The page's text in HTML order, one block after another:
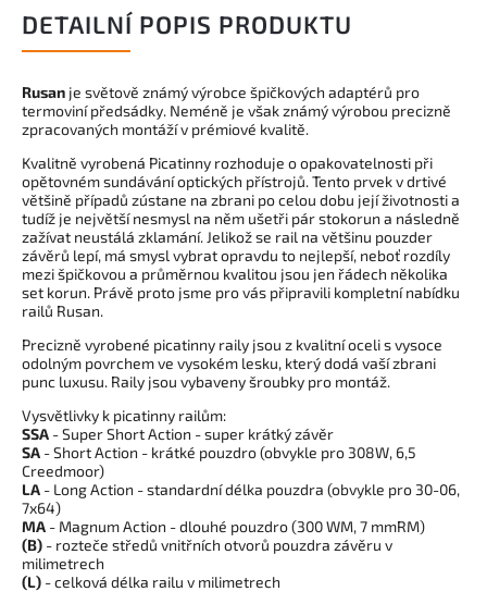
DETAILNÍ POPIS PRODUKTU
Rusan je světově známý výrobce špičkových adaptérů pro
termoviní předsádky. Neméně je však známý výrobou precizně
zpracovaných montáží v prémiové kvalitě.
Kvalitně vyrobená Picatinny rozhoduje o opakovatelnosti při
opětovném sundávání optických přístrojů. Tento prvek v drtivé
většině případů zústane na zbrani po celou dobu její životnosti a
tudíž je největší nesmysl na něm ušetři pár stokorun a následně
zažívat neustálá zklamání. Jelikož se rail na většinu pouzder
závěrů lepí, má smysl vybrat opravdu to nejlepší, neboť rozdíly
mezi špičkovou a průměrnou kvalitou jsou jen řádech několika
set korun. Právě proto jsme pro vás připravili kompletní nabídku
railů Rusan.
Precizně vyrobené picatinny raily jsou z kvalitní oceli s vysoce
odolným povrchem ve vysokém lesku, který dodá vaší zbrani
punc luxusu. Raily jsou vybaveny šroubky pro montáž.
Vysvětlivky k picatinny railům:
SSA - Super Short Action - super krátký závěr
SA - Short Action - krátké pouzdro (obvykle pro 308W, 6,5
Creedmoor)
LA - Long Action - standardní délka pouzdra (obvykle pro 30-06,
7x64)
MA - Magnum Action - dlouhé pouzdro (300 WM, 7 mmRM)
(B) - rozteče středů vnitřních otvorů pouzdra závěru v
milimetrech
(L) - celková délka railu v milimetrech